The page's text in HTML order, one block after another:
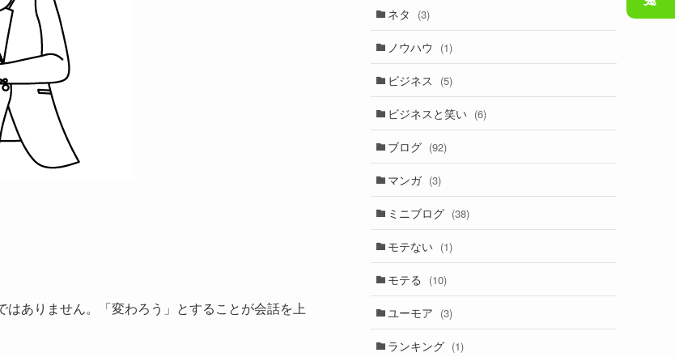
ありません。「変わろう」とすることが会話を上
ネタ (3)
ノウハウ (1)
ビジネス (5)
ビジネスと笑い (6)
ブログ (92)
マンガ (3)
ミニブログ (38)
モテない (1)
モテる (10)
ユーモア (3)
ランキング (1)